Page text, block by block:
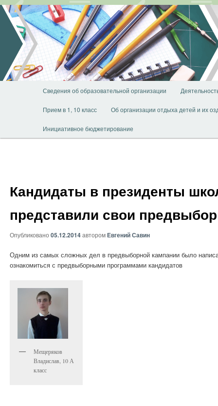
Перейти
основному
содержимому
Сведения об образовательной организации
Прием в 1, 10 класс Об организации отдыха детей и их
Инициативное бюджетирование
Кандидаты в президенты
представили свои
Опубликовано 05.12.2014авторомЕвгений Савин
Одним из самых сложных дел в предвыборной кампании было
ознакомиться с предвыборными программами кандидатов
Мещеряков
Владислав, 10 А
класс